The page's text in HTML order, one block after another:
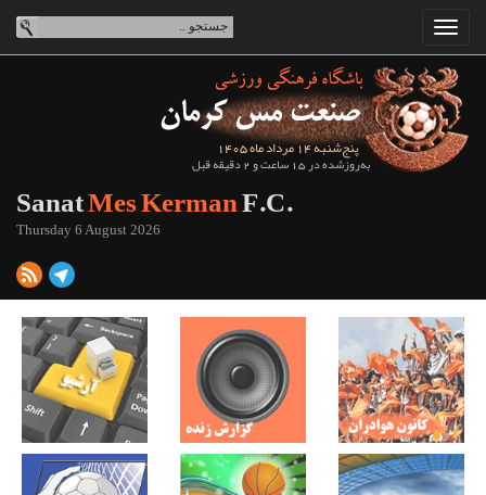
پنج‌شنبه 14 مرداد ماه 1405
به‌روزشده در 15 ساعت و 2 دقیقه قبل
SanatMes KermanF.C.
Thursday 6 August 2026